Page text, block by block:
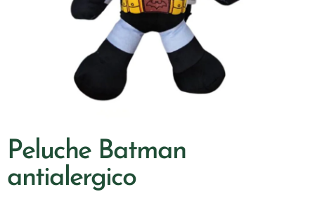
Peluche Batman
antialergico